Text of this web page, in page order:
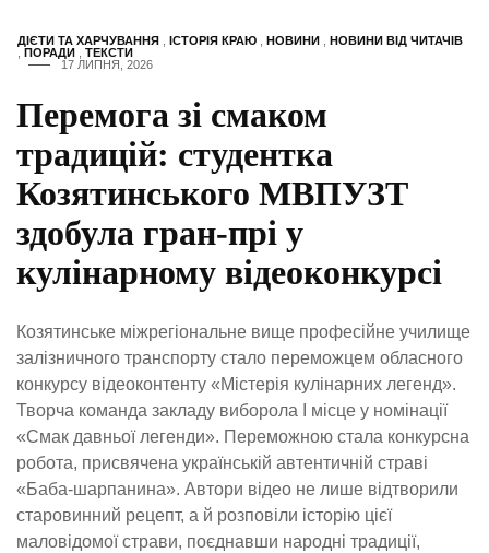
ДІЄТИ ТА ХАРЧУВАННЯ ІСТОРІЯ КРАЮ НОВИНИ
НОВИНИ ВІД ЧИТАЧІВ
ПОРАДИ
ТЕКСТИ
17 ЛИПНЯ, 2026
Перемога зі смаком
традицій: студентка
Козятинського МВПУЗТ
здобула гран-прі у
кулінарному відеоконкурсі
Козятинське міжрегіональне вище професійне училище
залізничного транспорту стало переможцем обласного
конкурсу відеоконтенту «Містерія кулінарних легенд».
Творча команда закладу виборола І місце у номінації
«Смак давньої легенди». Переможною стала конкурсна
робота, присвячена українській автентичній страві
«Баба-шарпанина». Автори відео не лише відтворили
старовинний рецепт, а й розповіли історію цієї
маловідомої страви, поєднавши народні традиції,